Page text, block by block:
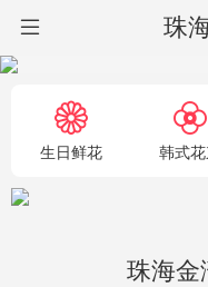
珠
生日鲜花 韩式
珠海金